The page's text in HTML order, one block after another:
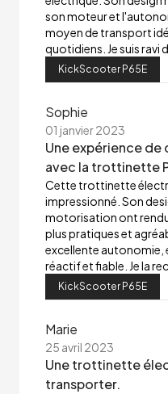
son moteur et
moyen de transport
quotidiens. Je suis ravi
KickScooter P65E
Sophie
01 janvier 2023
Une expérience
avec la trottinette
Cette trottinette
impressionné. Son
motorisation ont
plus pratiques et
excellente autonomie,
réactif et fiable. Je la
KickScooter P65E
Marie
25 avril 2023
Une trottinette
transporter.